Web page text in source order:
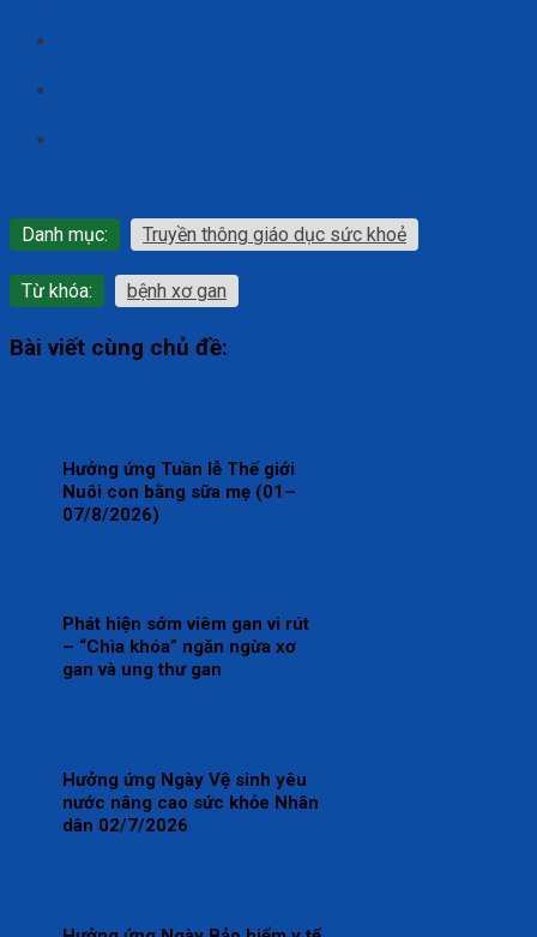
Danh mục: Truyền thông giáo dục sức khoẻ
Từ khóa: bệnh xơ gan
Bài viết cùng chủ đề:
Hưởng ứng Tuần lễ Thế giới
Nuôi con bằng sữa mẹ (01–
07/8/2026)
Phát hiện sớm viêm gan vi rút
– “Chìa khóa” ngăn ngừa xơ
gan và ung thư gan
Hưởng ứng Ngày Vệ sinh yêu
nước nâng cao sức khỏe Nhân
dân 02/7/2026